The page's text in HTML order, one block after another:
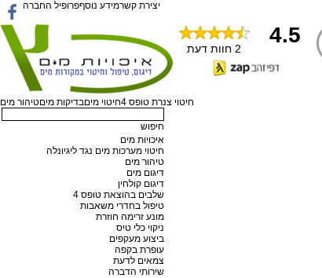
פרופיל החברהמידע נוסףיצירת קשר
4.5
2 חוות דעת
טיהור מיםבדיקות מיםחיטוי מים חיטוי צנרת טופס 4
חיפוש
איכויות מים
חיטוי מערכות מים נגד ליגיונלה
טיהור מים
דיגום מים
דיגום קולחין
שלבים בהוצאת טופס 4
טיפול בחדרי משאבות
מונע זרימה חוזרת
ניקוי כלי טיס
ביצוע מעקפים
עופרת בקפה
צמאים לדעת
שירותי הדברה